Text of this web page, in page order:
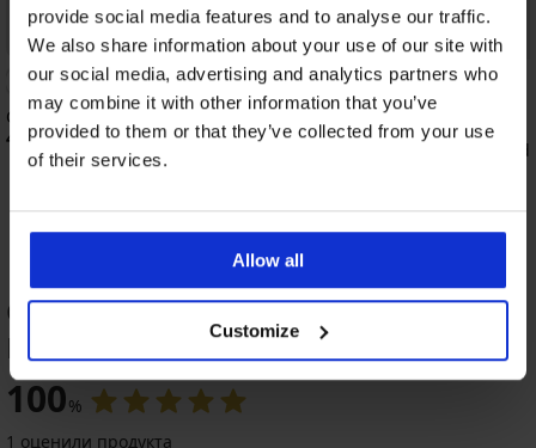
provide social media features and to analyse our traffic.
We also share information about your use of our site with
our social media, advertising and analytics partners who
may combine it with other information that you’ve
provided to them or that they’ve collected from your use
of their services.
Allow all
Customize
4,3
Сутиен Violeta подплатен изглаждащ
40,99 €(80,17 лв.)
Bestseller
Сутиен Spacer 3D
ОЦЕНКА НА ПРОДУКТ Тениска ONLY
Ditte
100%
1 оценили продукта